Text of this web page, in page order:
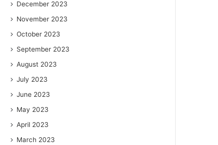
December 2023
November 2023
October 2023
September 2023
August 2023
July 2023
June 2023
May 2023
April 2023
March 2023